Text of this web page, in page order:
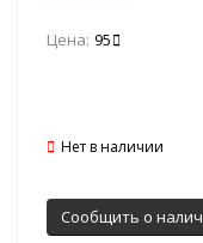
Цена: 95
Нет в наличии
Сообщить о